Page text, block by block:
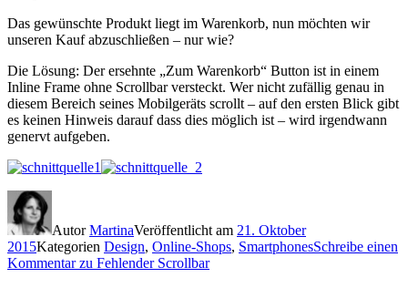
Das gewünschte Produkt liegt im Warenkorb, nun möchten wir
unseren Kauf abzuschließen – nur wie?
Die Lösung: Der ersehnte „Zum Warenkorb“ Button ist in einem
Inline Frame ohne Scrollbar versteckt. Wer nicht zufällig genau in
diesem Bereich seines Mobilgeräts scrollt – auf den ersten Blick gibt
es keinen Hinweis darauf dass dies möglich ist – wird irgendwann
genervt aufgeben.
AutorMartinaVeröffentlicht am 21. Oktober
2015Kategorien Design, Online-Shops, SmartphonesSchreibe einen
Kommentarzu Fehlender Scrollbar